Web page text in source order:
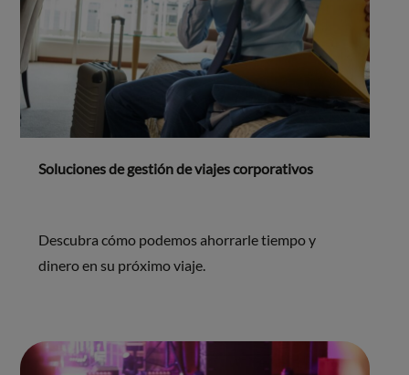
Soluciones de gestión de viajes corporativos
Descubra cómo podemos ahorrarle tiempo y
dinero en su próximo viaje.